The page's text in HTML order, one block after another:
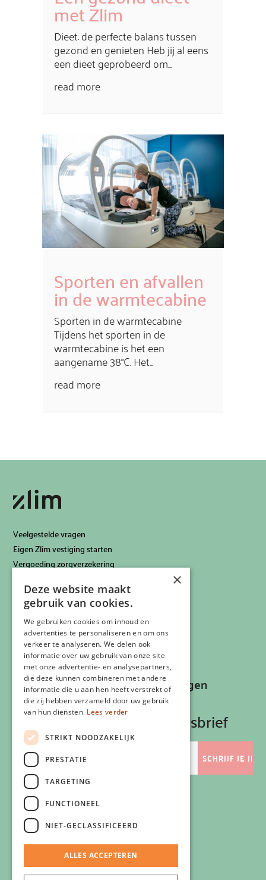
met Zlim
Dieet: de perfecte balans tussen
gezond en genieten Heb jij al eens
een dieet geprobeerd om...
read more
Sporten en afvallen
in de warmtecabine
Sporten in de warmtecabine
Tijdens het sporten in de
warmtecabine is het een
aangename 38°C. Het...
read more
Veelgestelde vragen
Eigen Zlim vestiging starten
Vergoeding zorgverzekering
Privacyverklaring
Cookiebeleid
Klachtenregeling
Algemene voorwaarden
Contactgegevens
Recepten, inspiratie en aanbiedingen
ontvangen?
Schrijf je in op onze nieuwsbrief
mailadres
Volg ons
×
Deze website maakt
gebruik van cookies.
We gebruiken cookies om inhoud en
advertenties te personaliseren en om ons
verkeer te analyseren. We delen ook
informatie over uw gebruik van onze site
met onze advertentie- en analysepartners,
die deze kunnen combineren met andere
informatie die u aan hen heeft verstrekt of
die zij hebben verzameld door uw gebruik
van hun diensten. Lees verder
STRIKT NOODZAKELIJK
PRESTATIE
TARGETING
FUNCTIONEEL
NIET-GECLASSIFICEERD
ALLES ACCEPTEREN